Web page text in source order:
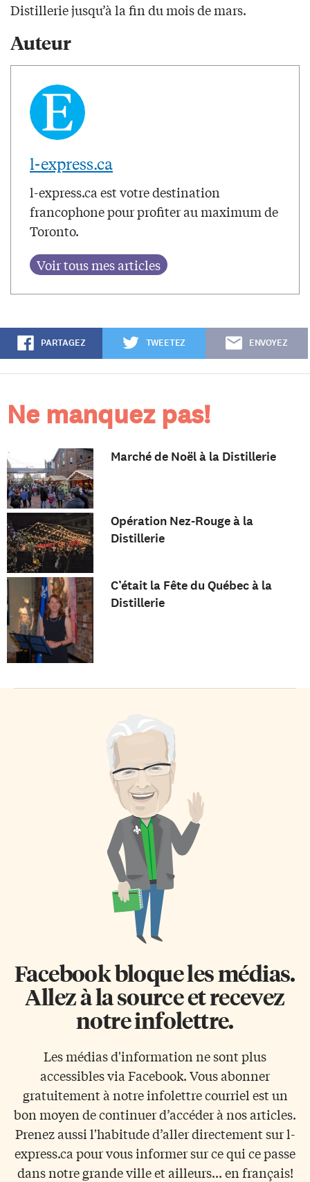
Distillerie jusqu’à la fin du mois de mars.
Auteur
l-express.ca
l-express.ca est votre destination
francophone pour profiter au maximum de
Toronto.
PARTAGEZ TWEETEZ ENVOYEZ
Ne manquez pas!
Marché de Noël à la Distillerie
Opération Nez-Rouge à la
Distillerie
C’était la Fête du Québec à la
Distillerie
Facebook bloque les médias.
Allez à la source et recevez
notre infolettre.
Les médias d'information ne sont plus
accessibles via Facebook. Vous abonner
gratuitement à notre infolettre courriel est un
bon moyen de continuer d’accéder à nos articles.
Prenez aussi l'habitude d’aller directement sur l-
express.ca pour vous informer sur ce qui ce passe
dans notre grande ville et ailleurs... en français!